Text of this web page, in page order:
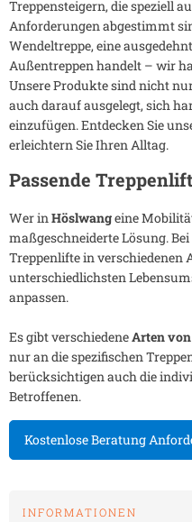
Treppensteigern, die speziell
Anforderungen abgestimmt
Wendeltreppe, eine
Außentreppen handelt – wir
Unsere Produkte sind nicht
auch darauf ausgelegt, sich
einzufügen. Entdecken Sie
erleichtern Sie Ihren Alltag.
Passende
Wer inHöslwangeine
maßgeschneiderte Lösung.
Treppenlifte in verschiedenen
unterschiedlichsten
anpassen.
Es gibt verschiedeneArten
nur an die spezifischen
berücksichtigen auch die
Betroffenen.
Kostenlose Beratung
INFORMATIONEN